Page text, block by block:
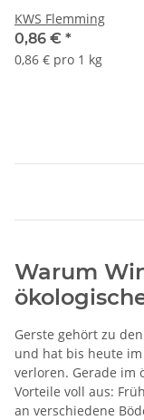
KWS Flemming
0,86 € *
0,86 € pro 1 kg
Warum
Gerste gehört zu den
und hat bis heute
verloren. Gerade im
Vorteile voll aus:
an verschiedene